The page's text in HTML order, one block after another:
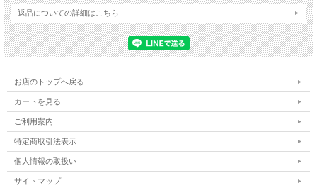
返品についての詳細はこちら
お店のトップへ戻る
カートを見る
ご利用案内
特定商取引法表示
個人情報の取扱い
サイトマップ